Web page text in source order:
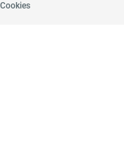
Cookies